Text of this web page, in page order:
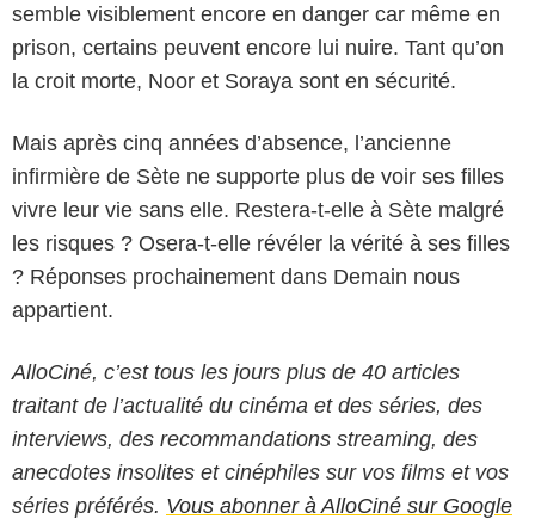
semble visiblement encore en danger car même en
prison, certains peuvent encore lui nuire. Tant qu’on
la croit morte, Noor et Soraya sont en sécurité.
Mais après cinq années d’absence, l’ancienne
infirmière de Sète ne supporte plus de voir ses filles
vivre leur vie sans elle. Restera-t-elle à Sète malgré
les risques ? Osera-t-elle révéler la vérité à ses filles
? Réponses prochainement dans Demain nous
appartient.
AlloCiné, c’est tous les jours plus de 40 articles
traitant de l’actualité du cinéma et des séries, des
interviews, des recommandations streaming, des
anecdotes insolites et cinéphiles sur vos films et vos
séries préférés. Vous abonner à AlloCiné sur Google